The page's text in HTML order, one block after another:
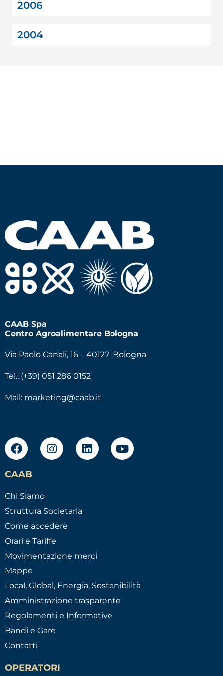
2006
2004
CAAB Spa
Centro Agroalimentare Bologna
Via Paolo Canali, 16 – 40127 Bologna
Tel.: (+39) 051 286 0152
Mail: marketing@caab.it
CAAB
Chi Siamo
Struttura Societaria
Come accedere
Orari e Tariffe
Movimentazione merci
Mappe
Local, Global, Energia, Sostenibilità
Amministrazione trasparente
Regolamenti e Informative
Bandi e Gare
Contatti
OPERATORI